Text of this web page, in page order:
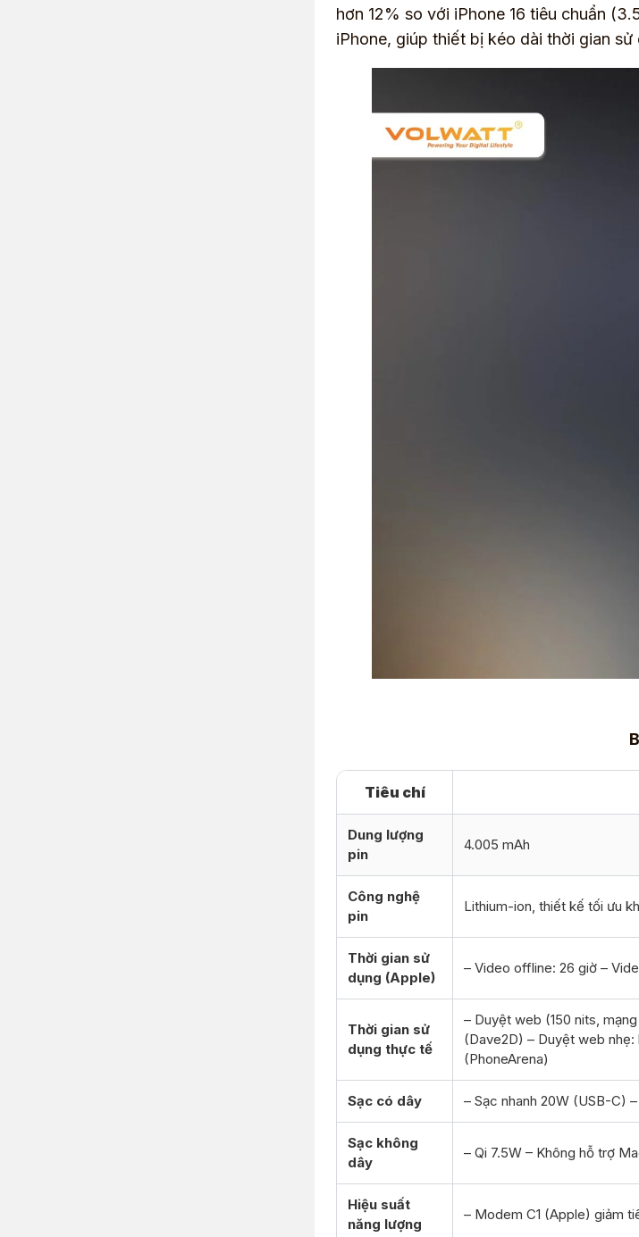
hơn 12% so với iPhone 16 tiêu chuẩn
iPhone, giúp thiết bị kéo dài thời gian
Tiêu chí
Dung lượng
pin
4.005 mAh
Công nghệ
pin
Lithium-ion, thiết kế tối ưu
Thời gian sử
dụng (Apple)
– Video offline: 26 giờ –
Thời gian sử
dụng thực tế
– Duyệt web (150 nits,
(Dave2D) – Duyệt web
(PhoneArena)
Sạc có dây – Sạc nhanh 20W (USB-C)
Sạc không
dây
– Qi 7.5W – Không hỗ trợ
Hiệu suất
năng lượng
– Modem C1 (Apple) giảm